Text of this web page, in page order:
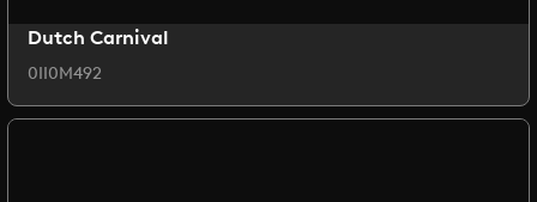
Dutch Carnival
0II0M492